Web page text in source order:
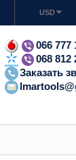
USD
066 777
068 812
Заказать